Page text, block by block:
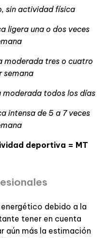
sin actividad física
ligera una o dos veces
moderada tres o cuatro
semana
todos los días
intensa de 5 a 7 veces
deportiva = MT
debido a la
tener en cuenta
aún más la estimación